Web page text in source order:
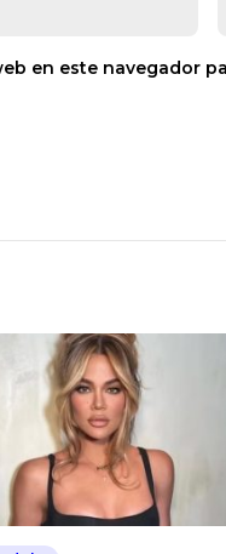
en este navegador